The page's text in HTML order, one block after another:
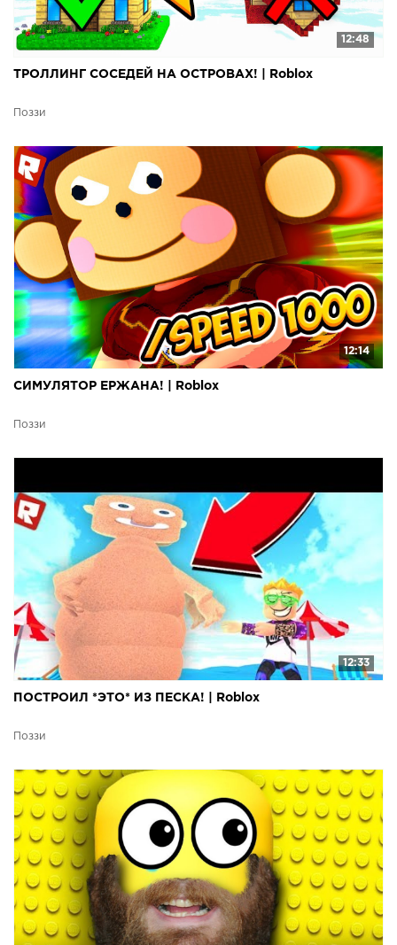
12:48
ТРОЛЛИНГ СОСЕДЕЙ НА ОСТРОВАХ! | Roblox
Поззи
12:14
СИМУЛЯТОР ЕРЖАНА! | Roblox
Поззи
12:33
ПОСТРОИЛ *ЭТО* ИЗ ПЕСКА! | Roblox
Поззи